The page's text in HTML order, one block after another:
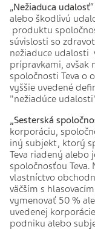
„Nežiaduca udalosť
alebo škodlivú
produktu
súvislosti so
nežiaduce udalosti
prípravkami, avšak
spoločnosti Teva o
vyššie uvedené
"nežiadúce
„Sesterská
korporáciu,
iný subjekt, ktorý
Teva riadený alebo
spoločnosťou Teva.
vlastníctvo
väčším s
vymenovať 50 %
uvedenej
podniku alebo